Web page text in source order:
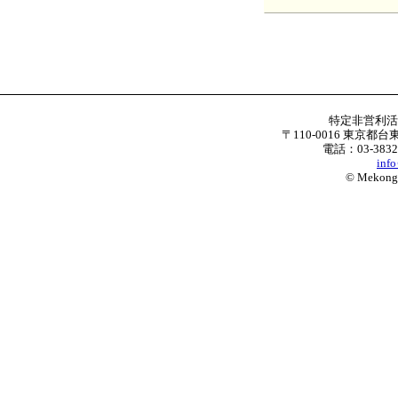
特定非営利
〒110-0016 東京都台
電話：03-
info
© Mekong